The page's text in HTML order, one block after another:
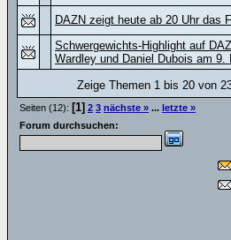
DAZN zeigt heute ab 20 Uhr das
Schwergewichts-Highlight auf
Wardley und Daniel Dubois am 9.
Zeige Themen 1 bis 20 von
Seiten (12): [1] 2 3 nächste » ... letzte »
Forum durchsuchen: